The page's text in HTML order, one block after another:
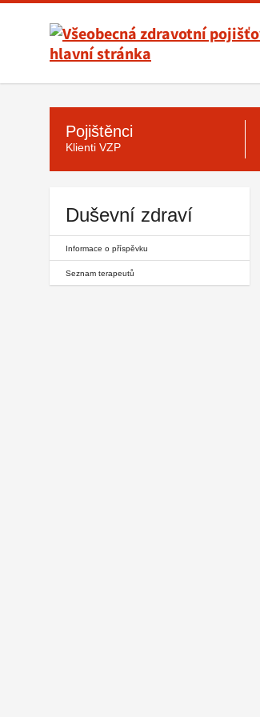
Všeobecná
zdravotní
hlavní
stránka
Pojištěnci
Klienti VZP
Duševní zdraví
Informace o příspěvku
Seznam terapeutů